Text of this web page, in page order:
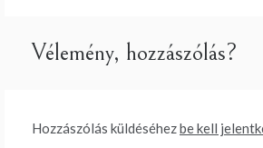
Vélemény, hozzászólás?
Hozzászólás küldéséhezbe kell